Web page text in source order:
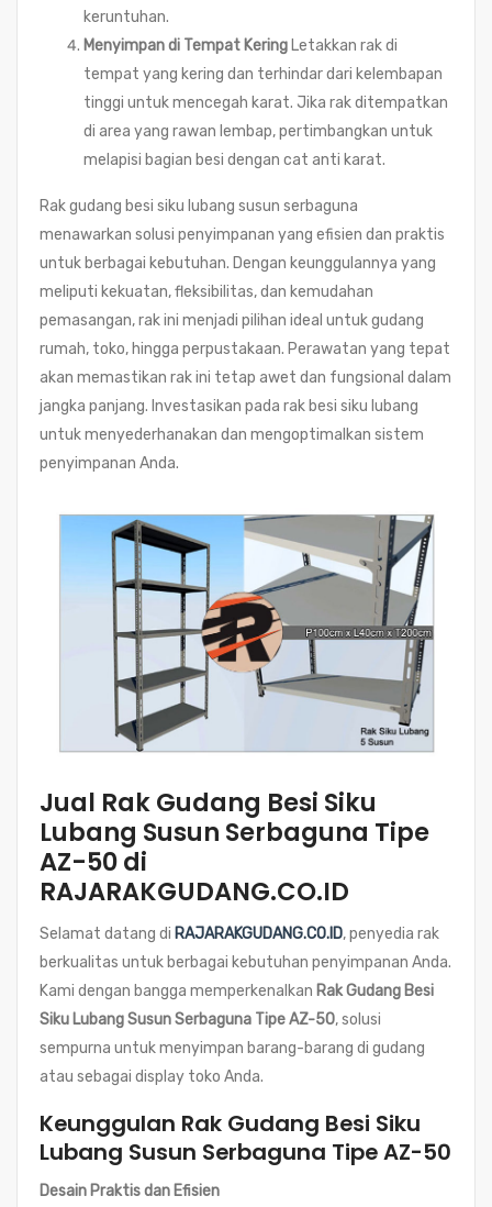
keruntuhan.
Menyimpan di Tempat Kering Letakkan rak di
tempat yang kering dan terhindar dari kelembapan
tinggi untuk mencegah karat. Jika rak ditempatkan
di area yang rawan lembap, pertimbangkan untuk
melapisi bagian besi dengan cat anti karat.
Rak gudang besi siku lubang susun serbaguna
menawarkan solusi penyimpanan yang efisien dan praktis
untuk berbagai kebutuhan. Dengan keunggulannya yang
meliputi kekuatan, fleksibilitas, dan kemudahan
pemasangan, rak ini menjadi pilihan ideal untuk gudang
rumah, toko, hingga perpustakaan. Perawatan yang tepat
akan memastikan rak ini tetap awet dan fungsional dalam
jangka panjang. Investasikan pada rak besi siku lubang
untuk menyederhanakan dan mengoptimalkan sistem
penyimpanan Anda.
Jual Rak Gudang Besi Siku
Lubang Susun Serbaguna Tipe
AZ-50 di
RAJARAKGUDANG.CO.ID
Selamat datang di RAJARAKGUDANG.CO.ID, penyedia rak
berkualitas untuk berbagai kebutuhan penyimpanan Anda.
Kami dengan bangga memperkenalkan Rak Gudang Besi
Siku Lubang Susun Serbaguna Tipe AZ-50, solusi
sempurna untuk menyimpan barang-barang di gudang
atau sebagai display toko Anda.
Keunggulan Rak Gudang Besi Siku
Lubang Susun Serbaguna Tipe AZ-50
Desain Praktis dan Efisien